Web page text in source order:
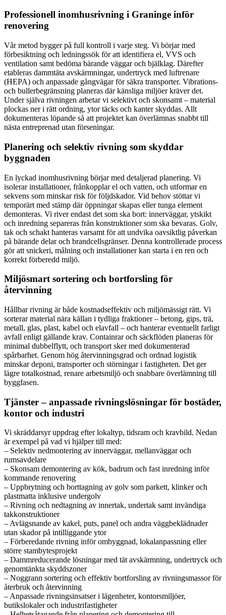
Professionell inomhusrivning i Graninge inför
renovering
Vår metod bygger på full kontroll i varje steg. Vi börjar med
förbesiktning och ledningssök för att identifiera el, VVS och
ventilation samt bedöma bärande väggar och bjälklag. Därefter
etableras dammtäta avskärmningar, undertryck med luftrenare
(HEPA) och anpassade gångvägar för säkra transporter. Vibrations-
och bullerbegränsning planeras där känsliga miljöer kräver det.
Under själva rivningen arbetar vi selektivt och skonsamt – material
plockas ner i rätt ordning, ytor täcks och kanter skyddas. Allt
dokumenteras löpande så att projektet kan överlämnas snabbt till
nästa entreprenad utan förseningar.
Planering och selektiv rivning som skyddar
byggnaden
En lyckad inomhusrivning börjar med detaljerad planering. Vi
isolerar installationer, frånkopplar el och vatten, och utformar en
sekvens som minskar risk för följdskador. Vid behov stöttar vi
temporärt med stämp där öppningar skapas eller tunga element
demonteras. Vi river endast det som ska bort: innerväggar, ytskikt
och inredning separeras från konstruktioner som ska bevaras. Golv,
tak och schakt hanteras varsamt för att undvika oavsiktlig påverkan
på bärande delar och brandcellsgränser. Denna kontrollerade process
gör att snickeri, målning och installationer kan starta i en ren och
korrekt förberedd miljö.
Miljösmart sortering och bortforsling för
återvinning
Hållbar rivning är både kostnadseffektiv och miljömässigt rätt. Vi
sorterar material nära källan i tydliga fraktioner – betong, gips, trä,
metall, glas, plast, kabel och elavfall – och hanterar eventuellt farligt
avfall enligt gällande krav. Containrar och säckflöden planeras för
minimal dubbelflytt, och transport sker med dokumenterad
spårbarhet. Genom hög återvinningsgrad och ordnad logistik
minskar deponi, transporter och störningar i fastigheten. Det ger
lägre totalkostnad, renare arbetsmiljö och snabbare överlämning till
byggfasen.
Tjänster – anpassade rivningslösningar för bostäder,
kontor och industri
Vi skräddarsyr uppdrag efter lokaltyp, tidsram och kravbild. Nedan
är exempel på vad vi hjälper till med:
– Selektiv nedmontering av innerväggar, mellanväggar och
rumsavdelare
– Skonsam demontering av kök, badrum och fast inredning inför
kommande renovering
– Uppbrytning och borttagning av golv som parkett, klinker och
plastmatta inklusive undergolv
– Rivning och nedtagning av innertak, undertak samt invändiga
takkonstruktioner
– Avlägsnande av kakel, puts, panel och andra väggbeklädnader
utan skador på intilliggande ytor
– Förberedande rivning inför ombyggnad, lokalanpassning eller
större stambytesprojekt
– Dammreducerande lösningar med tät avskärmning, undertryck och
genomtänkta skyddszoner
– Noggrann sortering och effektiv bortforsling av rivningsmassor för
återbruk och återvinning
– Anpassade rivningsinsatser i lägenheter, kontorsmiljöer,
butikslokaler och industrifastigheter